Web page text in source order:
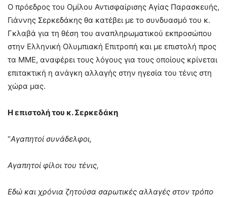
Ο πρόεδρος του Ομίλου Αντισφαίρισης Αγίας Παρασκευής,
Γιάννης Σερκεδάκης θα κατέβει με το συνδυασμό του κ.
Γκλαβά για τη θέση του αναπληρωματικού εκπροσώπου
στην Ελληνική Ολυμπιακή Επιτροπή και με επιστολή προς
τα ΜΜΕ, αναφέρει τους λόγους για τους οποίους κρίνεται
επιτακτική η ανάγκη αλλαγής στην ηγεσία του τένις στη
χώρα μας.
Η επιστολή του κ. Σερκεδάκη
“Αγαπητοί συνάδελφοι,
Αγαπητοί φίλοι του τένις,
Εδώ και χρόνια ζητούσα σαρωτικές αλλαγές στον τρόπο